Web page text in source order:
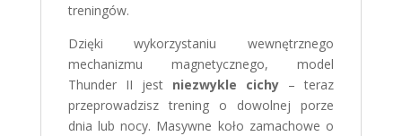
treningów.
Dzięki wykorzystaniu wewnętrznego
mechanizmu magnetycznego, model
Thunder II jest niezwykle cichy – teraz
przeprowadzisz trening o dowolnej porze
dnia lub nocy. Masywne koło zamachowe o